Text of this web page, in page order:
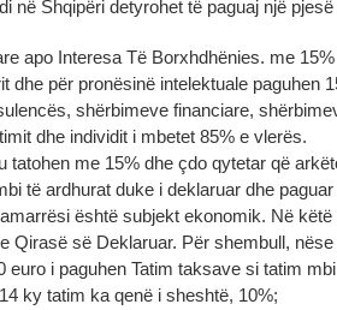
në Shqipëri detyrohet të paguaj një
apo Interesa Të Borxhdhënies. me
dhe për pronësinë intelektuale paguhen
shërbimeve financiare,
dhe individit i mbetet 85% e vlerës.
tatohen me 15% dhe çdo qytetar që
të ardhurat duke i deklaruar dhe
është subjekt ekonomik. Në
Qirasë së Deklaruar. Për shembull,
euro i paguhen Tatim taksave si tatim
ky tatim ka qenë i sheshtë, 10%;